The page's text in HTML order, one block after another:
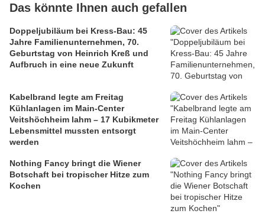
Das könnte Ihnen auch gefallen
Doppeljubiläum bei Kress-Bau: 45
Jahre Familienunternehmen, 70.
Geburtstag von Heinrich Kreß und
Aufbruch in eine neue Zukunft
Kabelbrand legte am Freitag
Kühlanlagen im Main-Center
Veitshöchheim lahm – 17 Kubikmeter
Lebensmittel mussten entsorgt
werden
Nothing Fancy bringt die Wiener
Botschaft bei tropischer Hitze zum
Kochen